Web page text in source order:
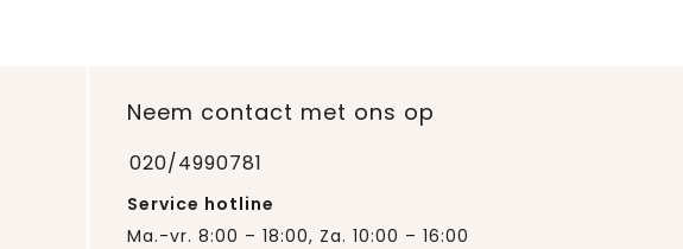
Neem contact met ons op
020/4990781
Service hotline
Ma.-vr. 8:00 – 18:00, Za. 10:00 – 16:00